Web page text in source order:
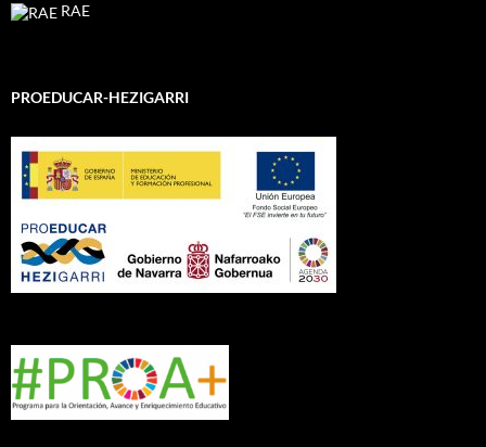
RAE
PROEDUCAR-HEZIGARRI